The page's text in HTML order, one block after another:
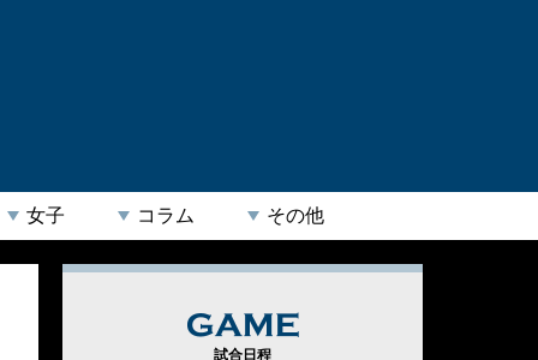
女子 コラム その他
GAME
試合日程